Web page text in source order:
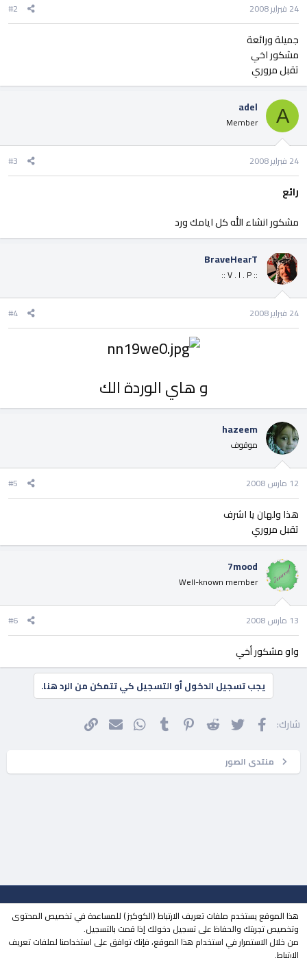
24 فبراير 2008 #2
جميلة ورائعة
مشكور اخي
تقبل مروري
A
adel
Member
24 فبراير 2008 #3
رائع
مشكور انشاء الله كل ايامك ورد
BraveHearT
:: V . I . P ::
24 فبراير 2008 #4
و هاي الوردة الك
hazeem
موقوف
12 مارس 2008 #5
هذا ولهان يا اشرف
تقبل مروري
7mood
Well-known member
13 مارس 2008 #6
واو مشكور أخي
يجب تسجيل الدخول أو التسجيل كي تتمكن من الرد هنا.
شارك: فيسبوك تويتر Reddit
Pinterest
Tumblr
WhatsAppالبريد الإلكتروني
منتدى الصور
جميع الحقوق محفوظة لـمجتمع حلحول© 2023
| تطويرMOHDESIGN
منتقي الستايلات
الوضع المظلم
هذا الموقع يستخدم ملفات تعريف الارتباط (الكوكيز ) للمساعدة في تخصيص المحتوى
وتخصيص تجربتك والحفاظ على تسجيل دخولك إذا قمت بالتسجيل.
من خلال الاستمرار في استخدام هذا الموقع، فإنك توافق على استخدامنا لملفات تعريف